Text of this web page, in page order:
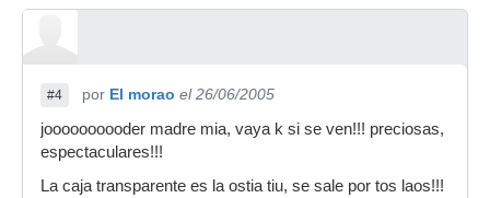
#4 por El morao el 26/06/2005
joooooooooder madre mia, vaya k si se ven!!! preciosas,
espectaculares!!!
La caja transparente es la ostia tiu, se sale por tos laos!!!